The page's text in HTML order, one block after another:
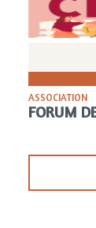
ASSOCIATION
FORUM